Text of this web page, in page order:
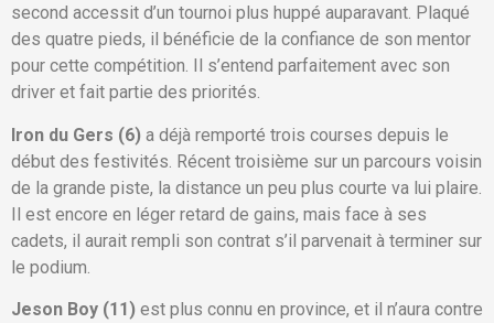
second accessit d’un tournoi plus huppé auparavant. Plaqué
des quatre pieds, il bénéficie de la confiance de son mentor
pour cette compétition. Il s’entend parfaitement avec son
driver et fait partie des priorités.
Iron du Gers (6) a déjà remporté trois courses depuis le
début des festivités. Récent troisième sur un parcours voisin
de la grande piste, la distance un peu plus courte va lui plaire.
Il est encore en léger retard de gains, mais face à ses
cadets, il aurait rempli son contrat s’il parvenait à terminer sur
le podium.
Jeson Boy (11) est plus connu en province, et il n’aura contre